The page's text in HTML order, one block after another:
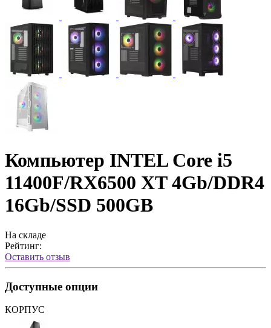
Компьютер INTEL Core i5
11400F/RX6500 XT 4Gb/DDR4
16Gb/SSD 500GB
На складе
Рейтинг:
Оставить отзыв
Доступные опции
КОРПУС